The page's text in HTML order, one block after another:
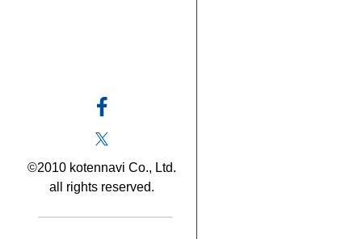
©2010 kotennavi Co., Ltd.
all rights reserved.